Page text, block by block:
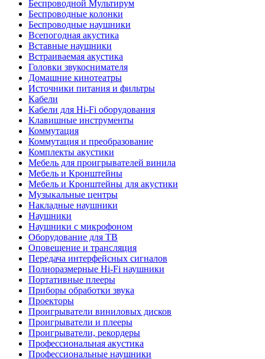
Беспроводной Мультирум
Беспроводные колонки
Беспроводные наушники
Всепогодная акустика
Вставные наушники
Встраиваемая акустика
Головки звукоснимателя
Домашние кинотеатры
Источники питания и фильтры
Кабели
Кабели для Hi-Fi оборудования
Клавишные инструменты
Коммутация
Коммутация и преобразование
Комплекты акустики
Мебель для проигрывателей винила
Мебель и Кронштейны
Мебель и Кронштейны для акустики
Музыкальные центры
Накладные наушники
Наушники
Наушники с микрофоном
Оборудование для ТВ
Оповещение и трансляция
Передача интерфейсных сигналов
Полноразмерные Hi-Fi наушники
Портативные плееры
Приборы обработки звука
Проекторы
Проигрыватели виниловых дисков
Проигрыватели и плееры
Проигрыватели, рекордеры
Профессиональная акустика
Профессиональные наушники